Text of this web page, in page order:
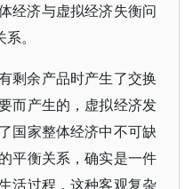
经济与虚拟经济失衡问
。
剩余产品时产生了交换
而产生的，虚拟经济发
国家整体经济中不可缺
平衡关系，确实是一件
活过程，这种客观复杂